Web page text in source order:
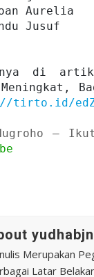
Aurelia
Jusuf
di
tirto.id/
–
Merupakan
Latar